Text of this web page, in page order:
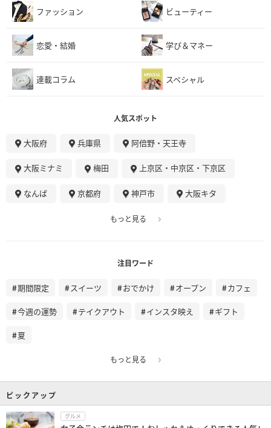
ファッション ビューティー
恋愛・結婚 学び＆マネー
連載コラム スペシャル
人気スポット
大阪府 兵庫県 阿倍野・天王寺
大阪ミナミ 梅田 上京区・中京区・下京区
なんば 京都府 神戸市 大阪キタ
もっと見る
注目ワード
期間限定 スイーツ おでかけ オープン カフェ
今週の運勢 テイクアウト インスタ映え ギフト
夏
もっと見る
ピックアップ
グルメ